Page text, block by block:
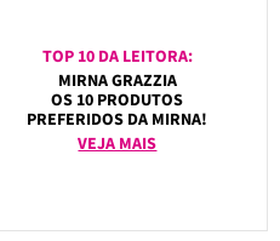
TOP 10 DA LEITORA:
MIRNA GRAZZIA
OS 10 PRODUTOS
PREFERIDOS DA MIRNA!
VEJA MAIS